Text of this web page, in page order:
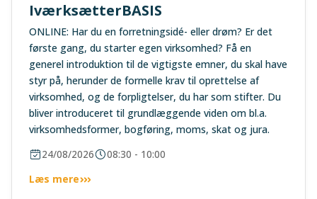
IværksætterBASIS
ONLINE: Har du en forretningsidé- eller drøm? Er det
første gang, du starter egen virksomhed? Få en
generel introduktion til de vigtigste emner, du skal have
styr på, herunder de formelle krav til oprettelse af
virksomhed, og de forpligtelser, du har som stifter. Du
bliver introduceret til grundlæggende viden om bl.a.
virksomhedsformer, bogføring, moms, skat og jura.
24/08/2026
08:30 - 10:00
Læs mere